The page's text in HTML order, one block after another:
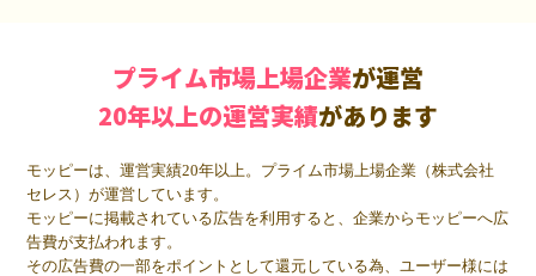
プライム市場上場企業が運営
20年以上の運営実績があります
モッピーは、運営実績20年以上。プライム市場上場企業（株式会社
セレス）が運営しています。
モッピーに掲載されている広告を利用すると、企業からモッピーへ広
告費が支払われます。
その広告費の一部をポイントとして還元している為、ユーザー様には